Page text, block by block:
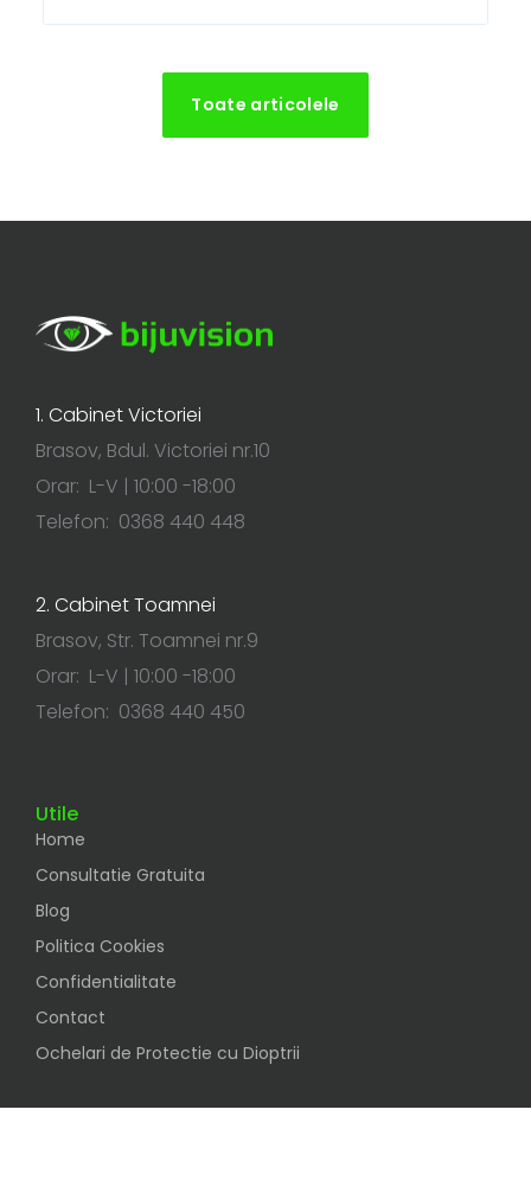
Toate articolele
1. Cabinet Victoriei
Brasov, Bdul. Victoriei nr.10
Orar: L-V | 10:00 -18:00
Telefon: 0368 440 448
2. Cabinet Toamnei
Brasov, Str. Toamnei nr.9
Orar: L-V | 10:00 -18:00
Telefon: 0368 440 450
Utile
Home
Consultatie Gratuita
Blog
Politica Cookies
Confidentialitate
Contact
Ochelari de Protectie cu Dioptrii